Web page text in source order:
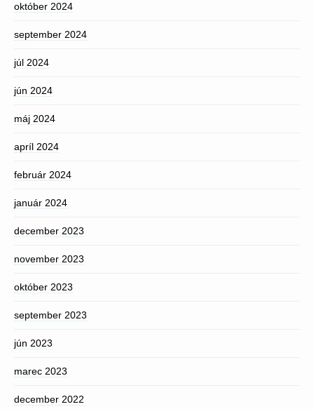
október 2024
september 2024
júl 2024
jún 2024
máj 2024
apríl 2024
február 2024
január 2024
december 2023
november 2023
október 2023
september 2023
jún 2023
marec 2023
december 2022